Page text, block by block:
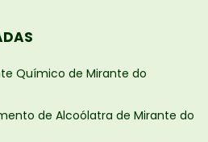
Químico de Mirante do
de Alcoólatra de Mirante do